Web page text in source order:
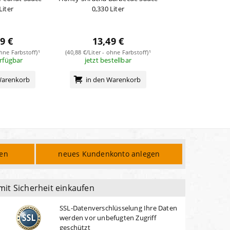
€
Farbstoff)¹
0,330 Liter
13,49 €
(40,88 €/Liter - ohne Farbstoff)¹
jetzt bestellbar
in den Warenkorb
neues Kundenkonto anlegen
Sicherheit einkaufen
SSL-Datenverschlüsselung Ihre Daten
werden vor unbefugten Zugriff
geschützt